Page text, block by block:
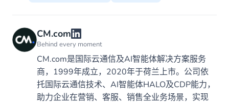
CM.com
Behind every moment
CM.com是国际云通信及AI智能体解决方案服务
商，1999年成立，2020年于荷兰上市。公司依
托国际云通信技术、AI智能体HALO及CDP能力，
助力企业在营销、客服、销售全业务场景，实现